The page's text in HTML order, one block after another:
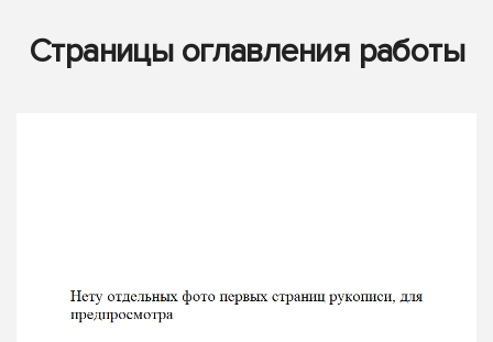
Страницы оглавления работы